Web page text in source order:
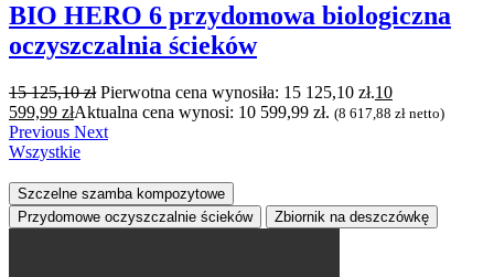
BIO HERO 6 przydomowa biologiczna
oczyszczalnia ścieków
15 125,10zł Pierwotna cena wynosiła: 15 125,10 zł.10
599,99 złAktualna cena wynosi: 10 599,99 zł. (8 617,88 zł netto)
Previous Next
Wszystkie
Szczelne szamba kompozytowe
Przydomowe oczyszczalnie ścieków
Zbiornik na deszczówkę